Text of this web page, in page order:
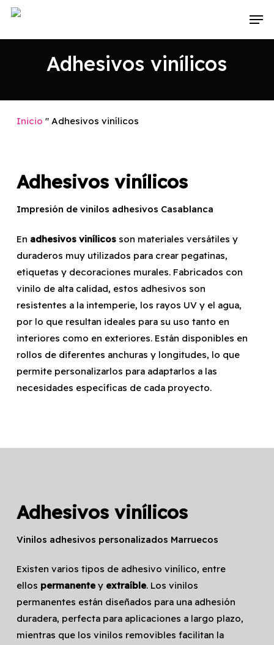
contenido
Adhesivos vinílicos
Inicio " Adhesivos vinílicos
Adhesivos vinílicos
Impresión de vinilos adhesivos Casablanca
En adhesivos vinílicosson materiales versátiles y
duraderos muy utilizados para crear pegatinas,
etiquetas y decoraciones murales. Fabricados con
vinilo de alta calidad, estos adhesivos son
resistentes a la intemperie, los rayos UV y el agua,
por lo que resultan ideales para su uso tanto en
interiores como en exteriores. Están disponibles en
rollos de diferentes anchuras y longitudes, lo que
permite personalizarlos para adaptarlos a las
necesidades específicas de cada proyecto.
Adhesivos vinílicos
Vinilos adhesivos personalizados Marruecos
Existen varios tipos de adhesivo vinílico, entre
ellos permanentey extraíble. Los vinilos
permanentes están diseñados para una adhesión
duradera, perfecta para aplicaciones a largo plazo,
mientras que los vinilos removibles facilitan la